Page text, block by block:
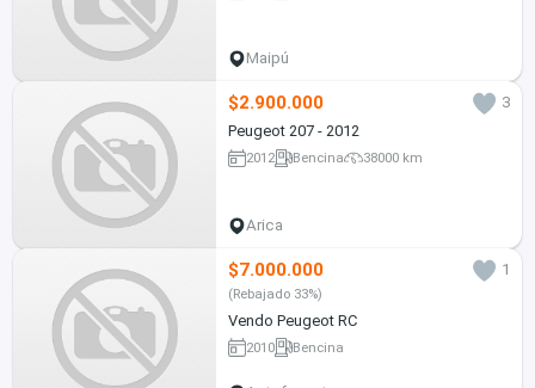
Maipú
$2.900.000
3
Peugeot 207 - 2012
2012 Bencina 38000 km
Arica
$7.000.000 1
(Rebajado 33%)
Vendo Peugeot RC
2010 Bencina